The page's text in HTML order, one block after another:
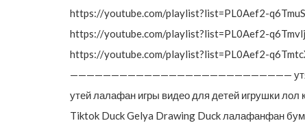
https://youtube.com/playlist?list=PL0Aef2-
https://youtube.com/playlist?list=PL0Aef2-
https://youtube.com/playlist?list=PL0Aef2-
——————————————————————————— утя
утей лалафан игры видео для детей игрушки
Tiktok Duck Gelya Drawing Duck лалафанфан